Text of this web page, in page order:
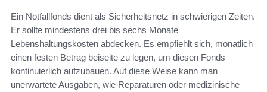
Ein Notfallfonds dient als Sicherheitsnetz in schwierigen Zeiten.
Er sollte mindestens drei bis sechs Monate
Lebenshaltungskosten abdecken. Es empfiehlt sich, monatlich
einen festen Betrag beiseite zu legen, um diesen Fonds
kontinuierlich aufzubauen. Auf diese Weise kann man
unerwartete Ausgaben, wie Reparaturen oder medizinische